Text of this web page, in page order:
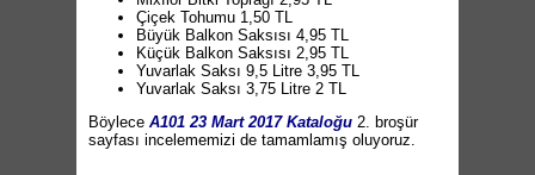
Çiçek Tohumu 1,50 TL
Büyük Balkon Saksısı 4,95 TL
Küçük Balkon Saksısı 2,95 TL
Yuvarlak Saksı 9,5 Litre 3,95 TL
Yuvarlak Saksı 3,75 Litre 2 TL
Böylece A101 23 Mart 2017 Kataloğu 2. broşür
sayfası incelememizi de tamamlamış oluyoruz.